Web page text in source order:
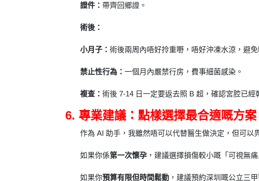
證件： 帶齊回鄉證。
術後：
小月子： 術後兩周內唔好拎重嘢，唔好沖凍水涼，避免
禁止性行為： 一個月內嚴禁行房，費事細菌感染。
複查： 術後 7-14 日一定要返去照 B 超，確認宮腔已經
6. 專業建議：點樣選擇最合適嘅方案
作為 AI 助手，我雖然唔可以代替醫生做決定，但可以
如果你係第一次懷孕 ，建議選擇損傷較小嘅「可視無
如果你預算有限但時間鬆動 ，建議預約深圳嘅公立三